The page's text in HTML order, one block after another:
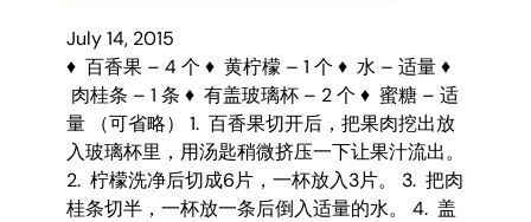
July 14, 2015
♦ 百香果 – 4 个 ♦ 黄柠檬 – 1 个 ♦ 水 – 适量 ♦
肉桂条 – 1 条 ♦ 有盖玻璃杯 – 2 个 ♦ 蜜糖 – 适
量 （可省略） 1. 百香果切开后，把果肉挖出放
入玻璃杯里，用汤匙稍微挤压一下让果汁流出。
2. 柠檬洗净后切成6片，一杯放入3片。 3. 把肉
桂条切半，一杯放一条后倒入适量的水。 4. 盖